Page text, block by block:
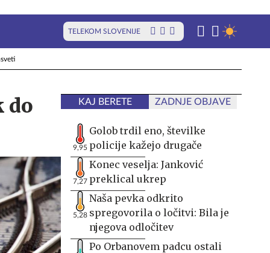
TELEKOM SLOVENIJE
do KAJ BERETE ZADNJE OBJAVE
9,95
Golob trdil eno, številke
policije kažejo drugače
7,27
Konec veselja: Janković
preklical ukrep
5,28
Naša pevka odkrito
spregovorila o ločitvi: Bila je
njegova odločitev
Po Orbanovem padcu ostali